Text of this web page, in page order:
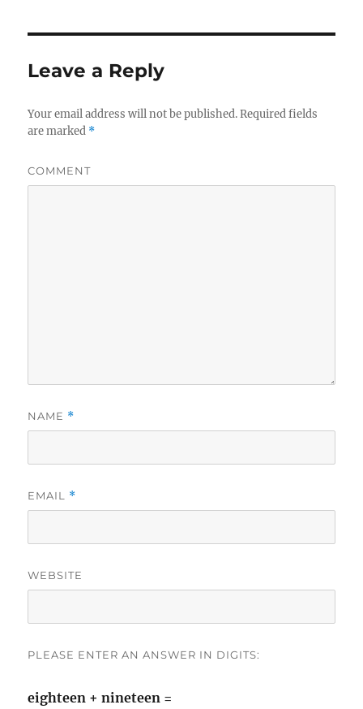
Leave a Reply
Your email address will not be published.Required fields
are marked *
COMMENT
NAME *
EMAIL *
WEBSITE
PLEASE ENTER AN ANSWER IN DIGITS:
eighteen + nineteen =